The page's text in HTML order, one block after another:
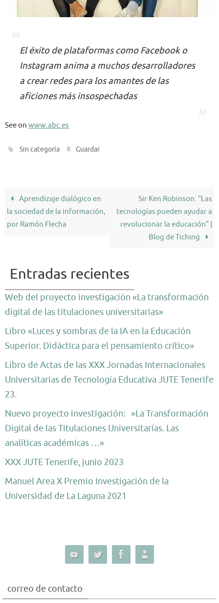
El éxito de plataformas como Facebook o
Instagram anima a muchos desarrolladores
a crear redes para los amantes de las
aficiones más insospechadas
See on www.abc.es
Sin categoría Guardar
Aprendizaje dialógico en
la sociedad de la información,
por Ramón Flecha
Sir Ken Robinson: “Las
tecnologías pueden ayudar a
revolucionar la educación” |
Blog de Tiching
Entradas recientes
Web del proyecto investigación «La transformación
digital de las titulaciones universitarias»
Libro «Luces y sombras de la IA en la Educación
Superior. Didáctica para el pensamiento crítico»
Libro de Actas de las XXX Jornadas Internacionales
Universitarias de Tecnología Educativa JUTE Tenerife
23.
Nuevo proyecto investigación: »La Transformación
Digital de las Titulaciones Universitarias. Las
analíticas académicas …»
XXX JUTE Tenerife, junio 2023
Manuel Area X Premio Investigación de la
Universidad de La Laguna 2021
correo de contacto